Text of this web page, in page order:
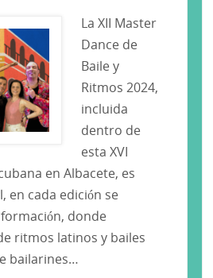
La XII Master
Dance de
Baile y
Ritmos 2024,
incluida
dentro de
esta XVI
en Albacete, es
en cada edición se
donde
ritmos latinos y bailes
bailarines…